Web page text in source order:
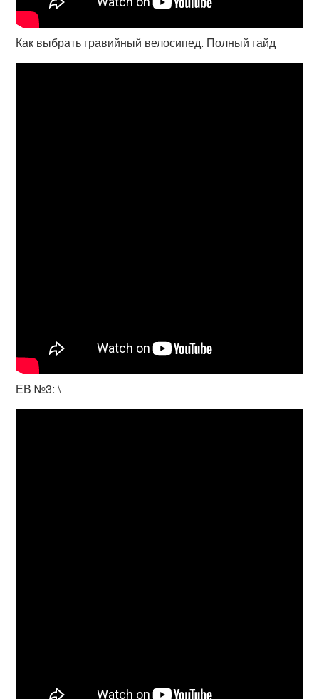
Как выбрать гравийный велосипед. Полный гайд
ЕВ №3: \